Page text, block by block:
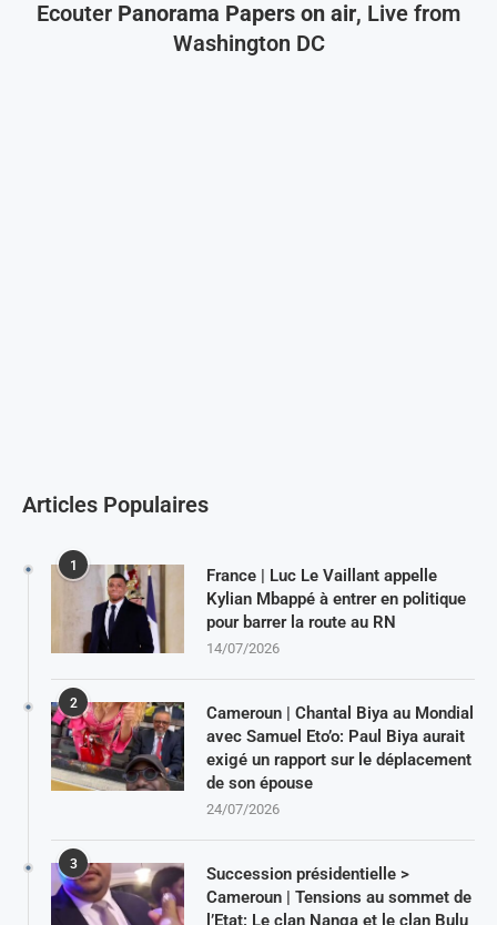
Ecouter Panorama Papers on air, Live from
Washington DC
Articles Populaires
1
France | Luc Le Vaillant appelle
Kylian Mbappé à entrer en politique
pour barrer la route au RN
14/07/2026
2
Cameroun | Chantal Biya au Mondial
avec Samuel Eto’o: Paul Biya aurait
exigé un rapport sur le déplacement
de son épouse
24/07/2026
3
Succession présidentielle >
Cameroun | Tensions au sommet de
l’Etat: Le clan Nanga et le clan Bulu